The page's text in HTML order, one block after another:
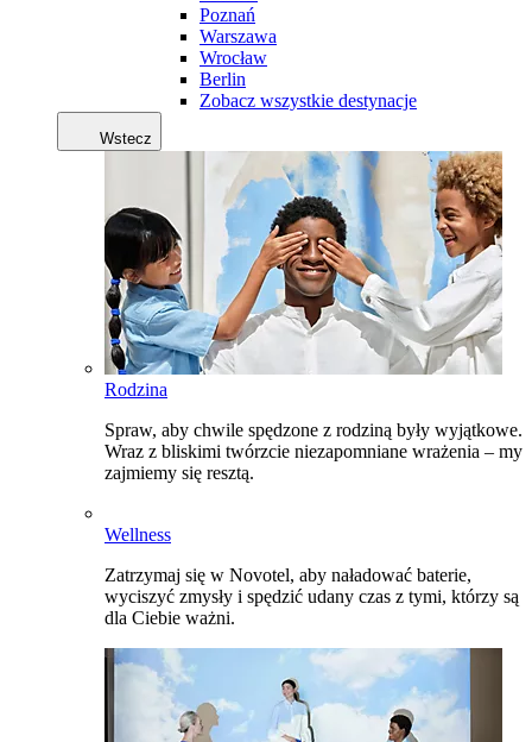
Poznań
Warszawa
Wrocław
Berlin
Zobacz wszystkie destynacje
Wstecz
Rodzina
Spraw, aby chwile spędzone z rodziną były wyjątkowe.
Wraz z bliskimi twórzcie niezapomniane wrażenia – my
zajmiemy się resztą.
Wellness
Zatrzymaj się w Novotel, aby naładować baterie,
wyciszyć zmysły i spędzić udany czas z tymi, którzy są
dla Ciebie ważni.